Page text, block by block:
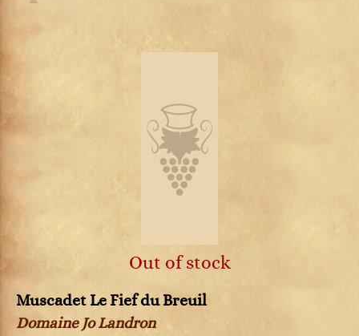
Out of stock
Muscadet Le Fief du Breuil
Domaine Jo Landron